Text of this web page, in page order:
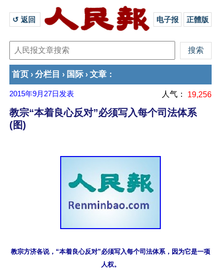
↺ 返回 电子报 正體版
首页 › 分栏目 › 国际 › 文章 ：
2015年9月27日 发表 人气： 19,256
教宗“本着良心反对”必须写入每个司法体系
(图)
教宗方济各说，“本着良心反对”必须写入每个司法体系，因为它是一项